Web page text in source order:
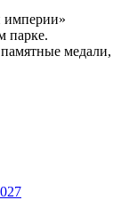
империи»
парке.
медали,